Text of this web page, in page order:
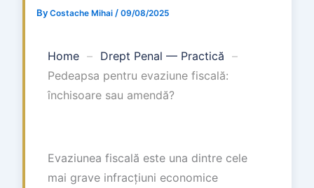
By Costache Mihai / 09/08/2025
Home – Drept Penal — Practică –
Pedeapsa pentru evaziune fiscală:
închisoare sau amendă?
Evaziunea fiscală este una dintre cele
mai grave infracțiuni economice